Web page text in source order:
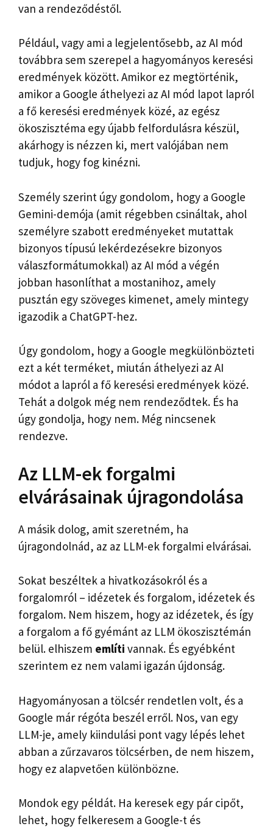
van a rendeződéstől.
Például, vagy ami a legjelentősebb, az AI mód
továbbra sem szerepel a hagyományos keresési
eredmények között. Amikor ez megtörténik,
amikor a Google áthelyezi az AI mód lapot lapról
a fő keresési eredmények közé, az egész
ökoszisztéma egy újabb felfordulásra készül,
akárhogy is nézzen ki, mert valójában nem
tudjuk, hogy fog kinézni.
Személy szerint úgy gondolom, hogy a Google
Gemini-demója (amit régebben csináltak, ahol
személyre szabott eredményeket mutattak
bizonyos típusú lekérdezésekre bizonyos
válaszformátumokkal) az AI mód a végén
jobban hasonlíthat a mostanihoz, amely
pusztán egy szöveges kimenet, amely mintegy
igazodik a ChatGPT-hez.
Úgy gondolom, hogy a Google megkülönbözteti
ezt a két terméket, miután áthelyezi az AI
módot a lapról a fő keresési eredmények közé.
Tehát a dolgok még nem rendeződtek. És ha
úgy gondolja, hogy nem. Még nincsenek
rendezve.
Az LLM-ek forgalmi
elvárásainak újragondolása
A másik dolog, amit szeretném, ha
újragondolnád, az az LLM-ek forgalmi elvárásai.
Sokat beszéltek a hivatkozásokról és a
forgalomról – idézetek és forgalom, idézetek és
forgalom. Nem hiszem, hogy az idézetek, és így
a forgalom a fő gyémánt az LLM ökoszisztémán
belül. elhiszem említi vannak. És egyébként
szerintem ez nem valami igazán újdonság.
Hagyományosan a tölcsér rendetlen volt, és a
Google már régóta beszél erről. Nos, van egy
LLM-je, amely kiindulási pont vagy lépés lehet
abban a zűrzavaros tölcsérben, de nem hiszem,
hogy ez alapvetően különbözne.
Mondok egy példát. Ha keresek egy pár cipőt,
lehet, hogy felkeresem a Google-t és